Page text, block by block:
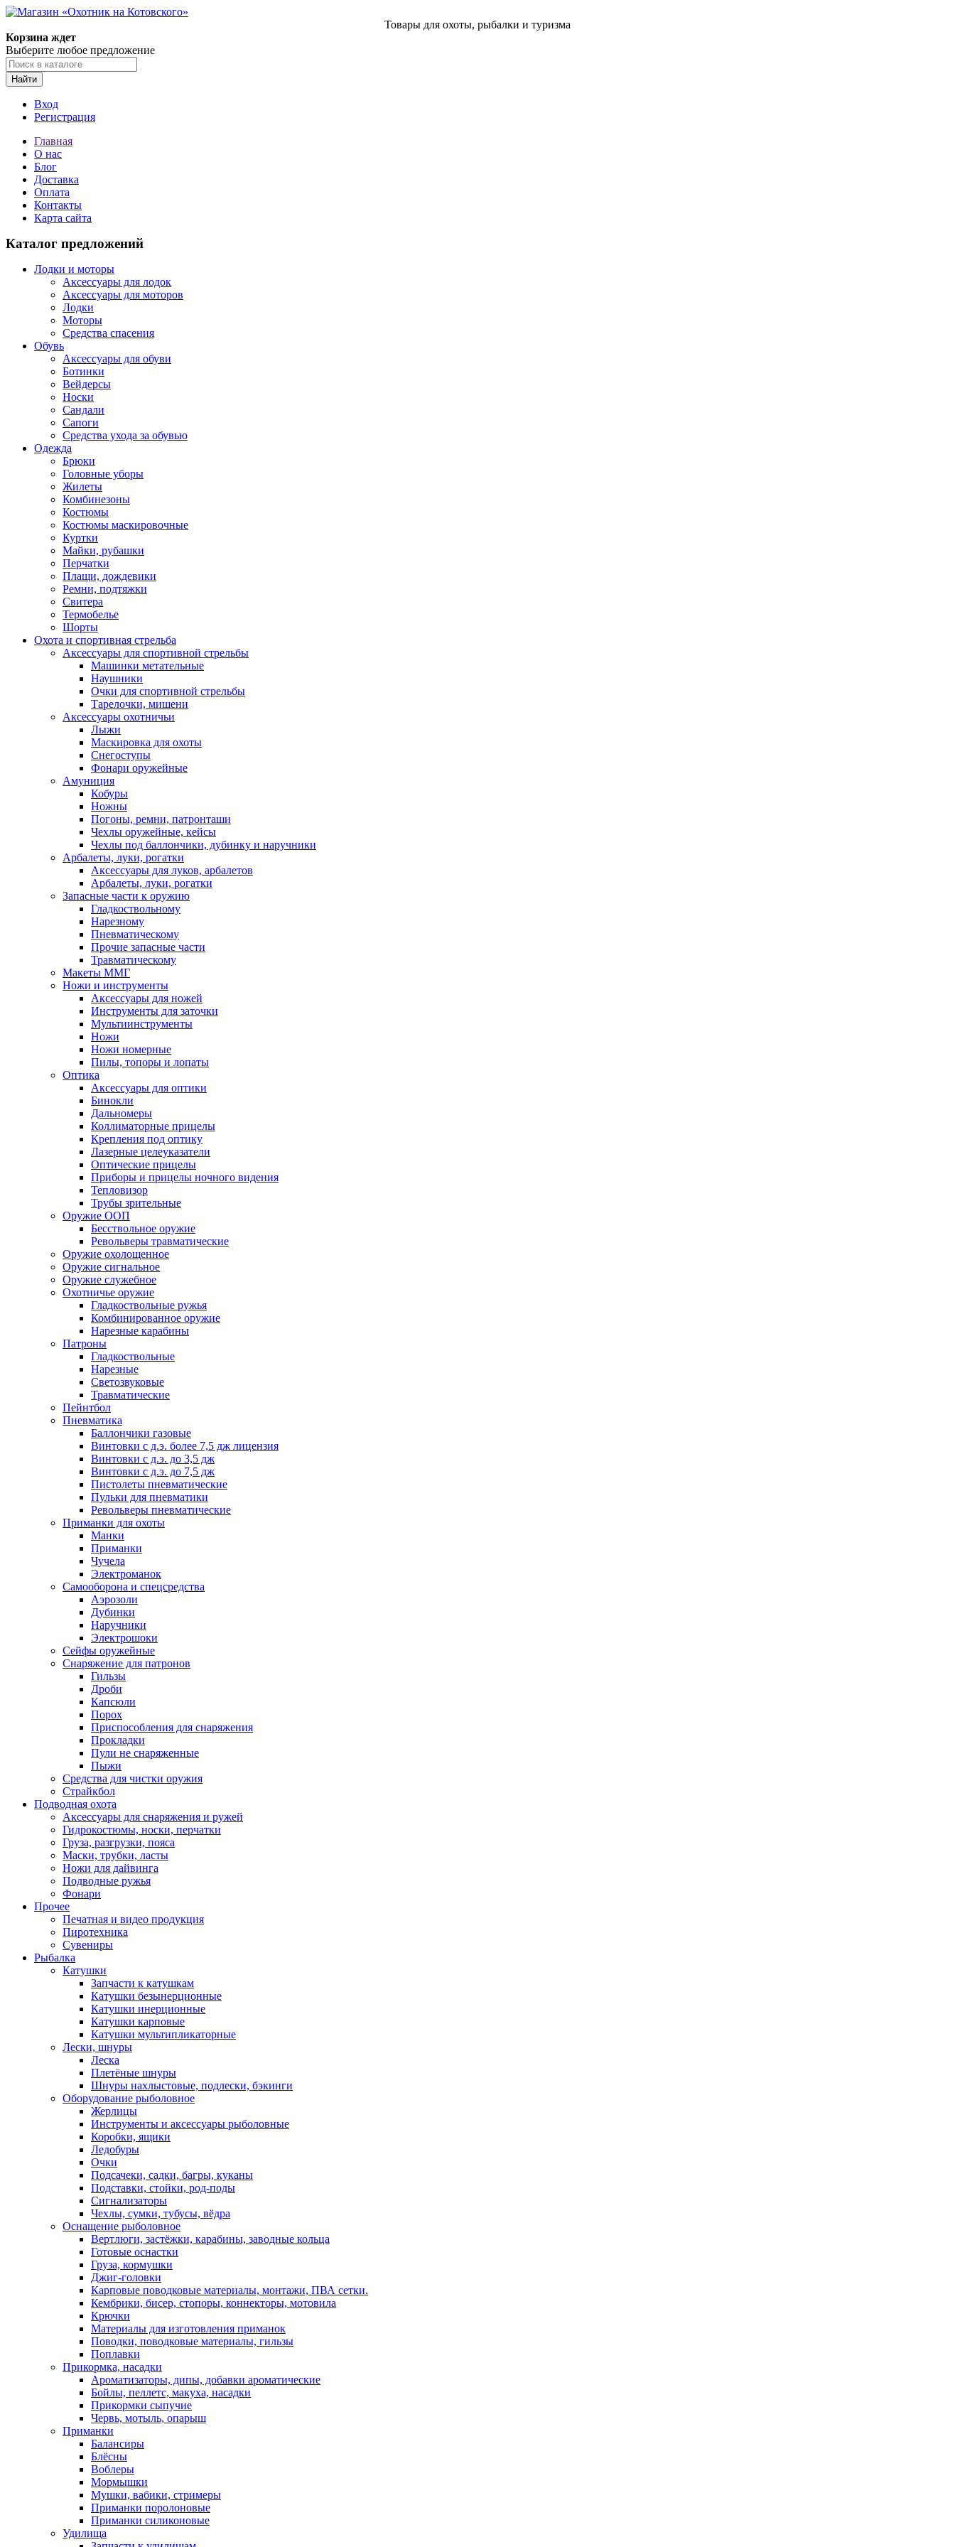
Товары для охоты, рыбалки и туризма
Корзина ждет
Выберите любое предложение
Найти
Вход
Регистрация
Главная
О нас
Блог
Доставка
Оплата
Контакты
Карта сайта
Каталог предложений
Лодки и моторы
Аксессуары для лодок
Аксессуары для моторов
Лодки
Моторы
Средства спасения
Обувь
Аксессуары для обуви
Ботинки
Вейдерсы
Носки
Сандали
Сапоги
Средства ухода за обувью
Одежда
Брюки
Головные уборы
Жилеты
Комбинезоны
Костюмы
Костюмы маскировочные
Куртки
Майки, рубашки
Перчатки
Плащи, дождевики
Ремни, подтяжки
Свитера
Термобелье
Шорты
Охота и спортивная стрельба
Аксессуары для спортивной стрельбы
Машинки метательные
Наушники
Очки для спортивной стрельбы
Тарелочки, мишени
Аксессуары охотничьи
Лыжи
Маскировка для охоты
Снегоступы
Фонари оружейные
Амуниция
Кобуры
Ножны
Погоны, ремни, патронташи
Чехлы оружейные, кейсы
Чехлы под баллончики, дубинку и наручники
Арбалеты, луки, рогатки
Аксессуары для луков, арбалетов
Арбалеты, луки, рогатки
Запасные части к оружию
Гладкоствольному
Нарезному
Пневматическому
Прочие запасные части
Травматическому
Макеты ММГ
Ножи и инструменты
Аксессуары для ножей
Инструменты для заточки
Мультиинструменты
Ножи
Ножи номерные
Пилы, топоры и лопаты
Оптика
Аксессуары для оптики
Бинокли
Дальномеры
Коллиматорные прицелы
Крепления под оптику
Лазерные целеуказатели
Оптические прицелы
Приборы и прицелы ночного видения
Тепловизор
Трубы зрительные
Оружие ООП
Бесствольное оружие
Револьверы травматические
Оружие охолощенное
Оружие сигнальное
Оружие служебное
Охотничье оружие
Гладкоствольные ружья
Комбинированное оружие
Нарезные карабины
Патроны
Гладкоствольные
Нарезные
Светозвуковые
Травматические
Пейнтбол
Пневматика
Баллончики газовые
Винтовки с д.э. более 7,5 дж лицензия
Винтовки с д.э. до 3,5 дж
Винтовки с д.э. до 7,5 дж
Пистолеты пневматические
Пульки для пневматики
Револьверы пневматические
Приманки для охоты
Манки
Приманки
Чучела
Электроманок
Самооборона и спецсредства
Аэрозоли
Дубинки
Наручники
Электрошоки
Сейфы оружейные
Снаряжение для патронов
Гильзы
Дроби
Капсюли
Порох
Приспособления для снаряжения
Прокладки
Пули не снаряженные
Пыжи
Средства для чистки оружия
Страйкбол
Подводная охота
Аксессуары для снаряжения и ружей
Гидрокостюмы, носки, перчатки
Груза, разгрузки, пояса
Маски, трубки, ласты
Ножи для дайвинга
Подводные ружья
Фонари
Прочее
Печатная и видео продукция
Пиротехника
Сувениры
Рыбалка
Катушки
Запчасти к катушкам
Катушки безынерционные
Катушки инерционные
Катушки карповые
Катушки мультипликаторные
Лески, шнуры
Леска
Плетёные шнуры
Шнуры нахлыстовые, подлески, бэкинги
Оборудование рыболовное
Жерлицы
Инструменты и аксессуары рыболовные
Коробки, ящики
Ледобуры
Очки
Подсачеки, садки, багры, куканы
Подставки, стойки, род-поды
Сигнализаторы
Чехлы, сумки, тубусы, вёдра
Оснащение рыболовное
Вертлюги, застёжки, карабины, заводные кольца
Готовые оснастки
Груза, кормушки
Джиг-головки
Карповые поводковые материалы, монтажи, ПВА сетки.
Кембрики, бисер, стопоры, коннекторы, мотовила
Крючки
Материалы для изготовления приманок
Поводки, поводковые материалы, гильзы
Поплавки
Прикормка, насадки
Ароматизаторы, дипы, добавки ароматические
Бойлы, пеллетс, макуха, насадки
Прикормки сыпучие
Червь, мотыль, опарыш
Приманки
Балансиры
Блёсны
Воблеры
Мормышки
Мушки, вабики, стримеры
Приманки поролоновые
Приманки силиконовые
Удилища